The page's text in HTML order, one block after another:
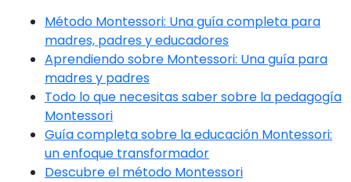
Método Montessori: Una guía completa para
madres, padres y educadores
Aprendiendo sobre Montessori: Una guía para
madres y padres
Todo lo que necesitas saber sobre la pedagogía
Montessori
Guía completa sobre la educación Montessori:
un enfoque transformador
Descubre el método Montessori